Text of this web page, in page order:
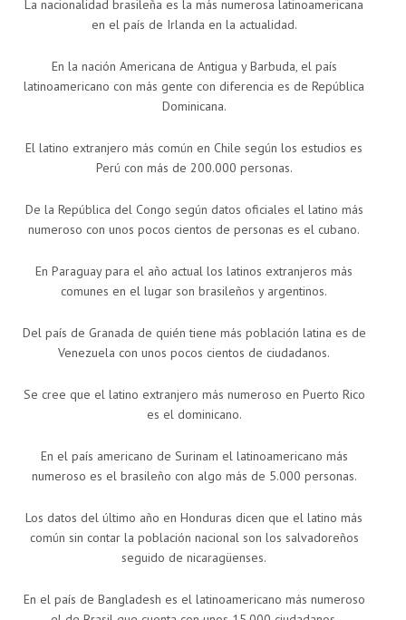
La nacionalidad brasileña es la más numerosa latinoamericana
en el país de Irlanda en la actualidad.
En la nación Americana de Antigua y Barbuda, el país
latinoamericano con más gente con diferencia es de República
Dominicana.
El latino extranjero más común en Chile según los estudios es
Perú con más de 200.000 personas.
De la República del Congo según datos oficiales el latino más
numeroso con unos pocos cientos de personas es el cubano.
En Paraguay para el año actual los latinos extranjeros más
comunes en el lugar son brasileños y argentinos.
Del país de Granada de quién tiene más población latina es de
Venezuela con unos pocos cientos de ciudadanos.
Se cree que el latino extranjero más numeroso en Puerto Rico
es el dominicano.
En el país americano de Surinam el latinoamericano más
numeroso es el brasileño con algo más de 5.000 personas.
Los datos del último año en Honduras dicen que el latino más
común sin contar la población nacional son los salvadoreños
seguido de nicaragüenses.
En el país de Bangladesh es el latinoamericano más numeroso